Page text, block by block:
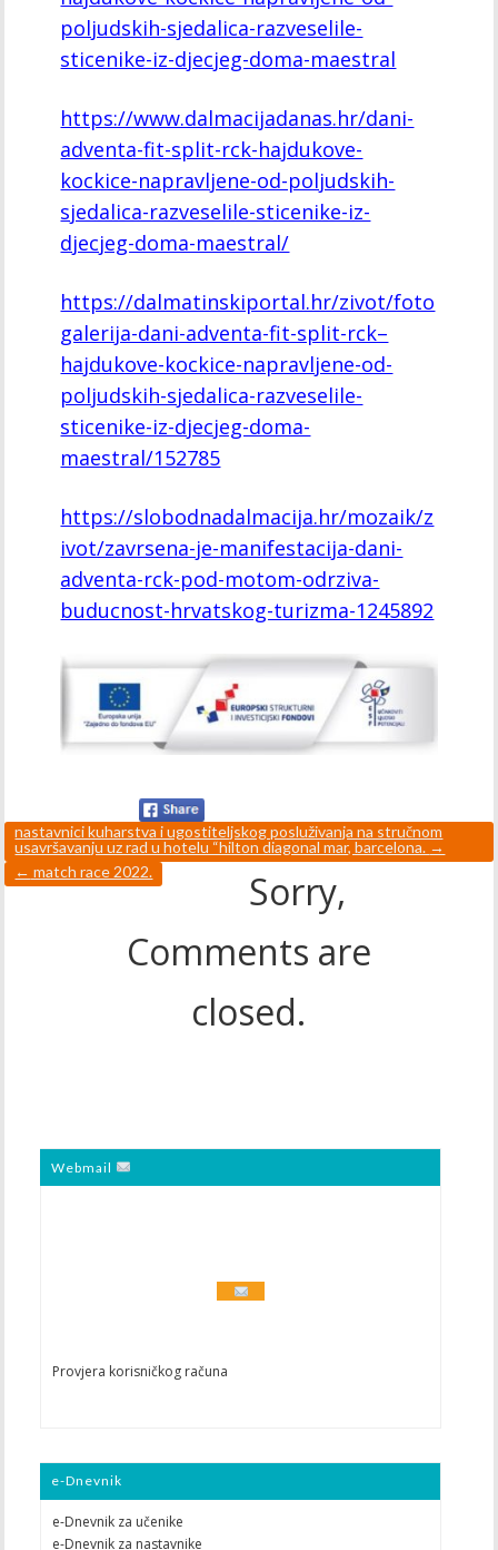
poljudskih-sjedalica-razveselile-
sticenike-iz-djecjeg-doma-maestral
https://www.dalmacijadanas.hr/dani-
adventa-fit-split-rck-hajdukove-
kockice-napravljene-od-poljudskih-
sjedalica-razveselile-sticenike-iz-
djecjeg-doma-maestral/
https://dalmatinskiportal.hr/zivot/foto
galerija-dani-adventa-fit-split-rck–
hajdukove-kockice-napravljene-od-
poljudskih-sjedalica-razveselile-
sticenike-iz-djecjeg-doma-
maestral/152785
https://slobodnadalmacija.hr/mozaik/z
ivot/zavrsena-je-manifestacija-dani-
adventa-rck-pod-motom-odrziva-
buducnost-hrvatskog-turizma-1245892
nastavnici kuharstva i ugostiteljskog posluživanja na stručnom
usavršavanju uz rad u hotelu “hilton diagonal mar, barcelona. →
← match race 2022.
Sorry,
Comments are
closed.
Webmail
Provjera korisničkog računa
e-Dnevnik
e-Dnevnik za učenike
e-Dnevnik za nastavnike